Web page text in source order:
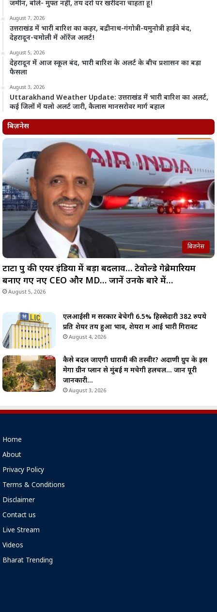
जमीन, बोले- मुफ्त नहीं, तय दरों पर खरीदना चाहता हूं!
August 7, 2026
उत्तराखंड में भारी बारिश का कहर, बद्रीनाथ-गंगोत्री-यमुनोत्री हाईवे बंद,
देहरादून-चमोली में ऑरेंज अलर्ट!
August 5, 2026
देहरादून में आज स्कूल बंद, भारी बारिश के अलर्ट के बीच प्रशासन का बड़ा
फैसला
August 3, 2026
Uttarakhand Weather Update: उत्तराखंड में भारी बारिश का अलर्ट,
कई जिलों में यलो अलर्ट जारी, कैलास मानसरोवर मार्ग बहाल
बिज़नेस
बिज़नेस
टाटा ग्रुप की एयर इंडिया में बड़ा बदलाव… टेवोल्डे गेब्रेमारियम
बनाए गए नए CEO और MD… जानें उनके बारे में…
August 5, 2026
एलआईसी में सरकार बेचेगी 6.5% हिस्सेदारी 382 रुपये
प्रति शेयर तय हुआ भाव, शेयरों में आई भारी गिरावट
August 4, 2026
कैसे बदल जाएगी धारावी की तस्वीर? अदाणी ग्रुप के इस
मेगा ग्रीन प्लान से मुंबई में मचेगी हलचल… जानें पूरी
जानकारी…
August 3, 2026
Home
About
Privacy Policy
Terms & Conditions
Disclaimer
Contact us
Live Stream
Videos
Bharat Trending